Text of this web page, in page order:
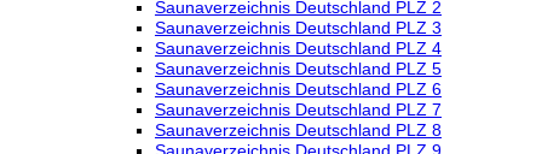
Saunaverzeichnis Deutschland PLZ 2
Saunaverzeichnis Deutschland PLZ 3
Saunaverzeichnis Deutschland PLZ 4
Saunaverzeichnis Deutschland PLZ 5
Saunaverzeichnis Deutschland PLZ 6
Saunaverzeichnis Deutschland PLZ 7
Saunaverzeichnis Deutschland PLZ 8